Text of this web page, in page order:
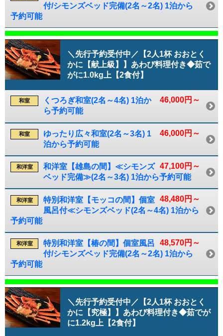
付/シモンズベッド完備(2名～2名) 1泊から
予約可能
＼先行予約受付中／【2人1杯 おおとく
かに【献上級】】あわび料理付き◆茹で
がに1.0kg上【2食付】
46,000円～
和室
くつろぎ和室(2名～4名) 1泊か
ら予約可能
46,000円～
和室
ゆったり広々和室(2名～3名) 1
泊から予約可能
47,100円～
和洋室
和洋室【雄島の間】≪シモンズ
ベッド完備≫(2名～3名) 1泊から予約可能
48,480円～
和洋室
特別和洋室【モッコの間】個室
風呂付≪シモンズベッド(2名～4名) 1泊から
予約可能
48,570円～
和洋室
特別和洋室【椿の間】個室風呂
付/シモンズベッド完備(2名～2名) 1泊から
予約可能
＼先行予約受付中／【2人1杯 おおとく
かに【究極】】あわび料理付き◆茹でが
に1.2kg上【2食付】